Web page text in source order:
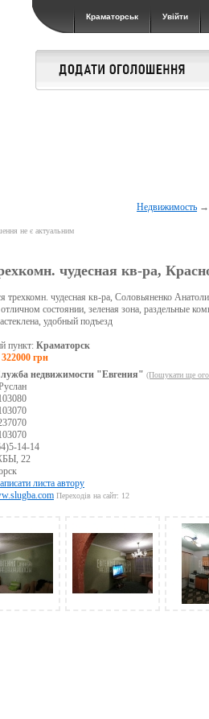
Краматорськ Увійти
Недвижимость
не є актуальним
чудесная кв-ра,
трехкомн. чудесная кв-ра, Соловьяненко
состоянии, зеленая зона, раздельные
удобный подъезд
пункт: Краматорск
322000 грн
недвижимости "Евгения" (Пошукати ще
14-14
22
листа автору
Переходів на сайт: 12